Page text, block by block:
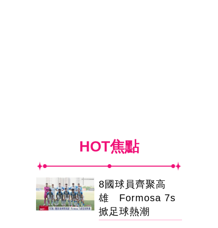
HOT焦點
8國球員齊聚高
雄 Formosa 7s
掀足球熱潮